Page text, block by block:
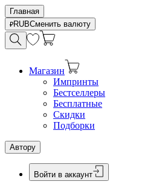
Главная
RUBСменить валюту
Магазин
Импринты
Бестселлеры
Бесплатные
Скидки
Подборки
Автору
Войти в аккаунт